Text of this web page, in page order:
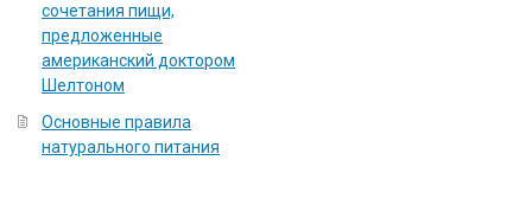
сочетания пищи,
предложенные
американский доктором
Шелтоном
Основные правила
натурального питания